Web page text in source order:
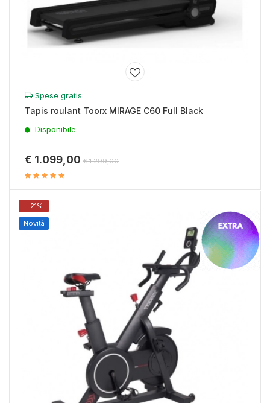
Spese gratis
Tapis roulant Toorx MIRAGE C60 Full Black
Disponibile
€ 1.099,00 € 1.299,00
- 21%
Novità